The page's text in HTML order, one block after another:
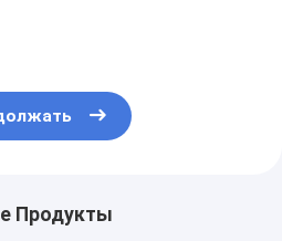
Продукты